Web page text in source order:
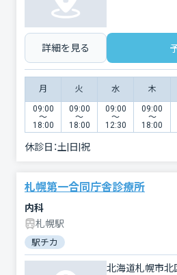
詳細を見る
月 火 水 木
09:00
〜
18:00
09:00
〜
18:00
09:00
〜
12:30
09:00
〜
18:00
休診日：土|日|祝
札幌第一合同庁舎診療所
内科
札幌駅
駅チカ
北海道札幌市北